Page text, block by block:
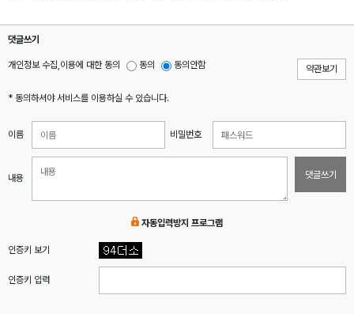
댓글쓰기
개인정보 수집,이용에 대한 동의 동의 동의안함 약관보기
* 동의하셔야 서비스를 이용하실 수 있습니다.
이름 비밀번호
내용 댓글쓰기
자동입력방지 프로그램
인증키 보기
인증키 입력